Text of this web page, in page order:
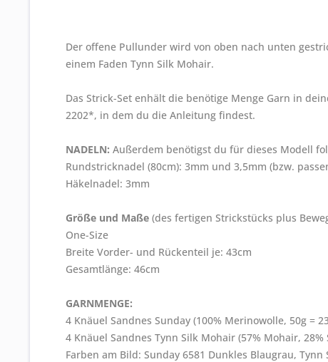
Der offene Pullunder wird von oben nach unten
einem Faden Tynn Silk Mohair.
Das Strick-Set enhält die benötige Menge Garn in
2202*, in dem du die Anleitung findest.
NADELN: Außerdem benötigst du für dieses Modell
Rundstricknadel (80cm): 3mm und 3,5mm (bzw.
Häkelnadel: 3mm
Größe und Maße (des fertigen Strickstücks plus
One-Size
Breite Vorder- und Rückenteil je: 43cm
Gesamtlänge: 46cm
GARNMENGE:
4 Knäuel Sandnes Sunday (100% Merinowolle, 50g =
4 Knäuel Sandnes Tynn Silk Mohair (57% Mohair,
Farben am Bild: Sunday 6581 Dunkles Blaugrau,